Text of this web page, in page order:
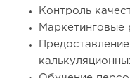
Контроль
Маркетинговые